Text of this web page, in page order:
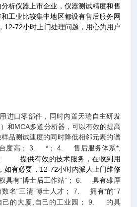
析仪器上市企业，仪器测试精度和售
工业比较集中地区都设有售后服务网
12-72小时上门处理问题，用心为用户
进口零部件，同时内置天瑞自主研发
和MCA多道分析器，可以有效的提高
品测试速度的同时降低相邻元素的谱
度高； 3. *； 4.
售后服务体系*,
提供有效的技术服务，在收到用
如有必要，12-72小时内派人上门维修
具有“博士后工作站”； 6.
具有雄厚
名“三清”博士人才；
7.
拥有*的“7
己的大厦,自己的工业园； 9.
的具